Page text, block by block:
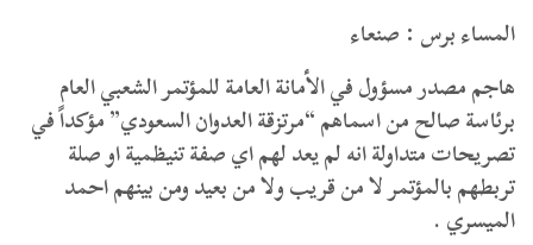
المساء برس : صنعاء
هاجم مصدر مسؤول في الأمانة العامة للمؤتمر الشعبي العام
برئاسة صالح من اسماهم “مرتزقة العدوان السعودي” مؤكداً في
تصريحات متداولة انه لم يعد لهم اي صفة تنيظمية او صلة
تربطهم بالمؤتمر لا من قريب ولا من بعيد ومن بينهم احمد
الميسري .